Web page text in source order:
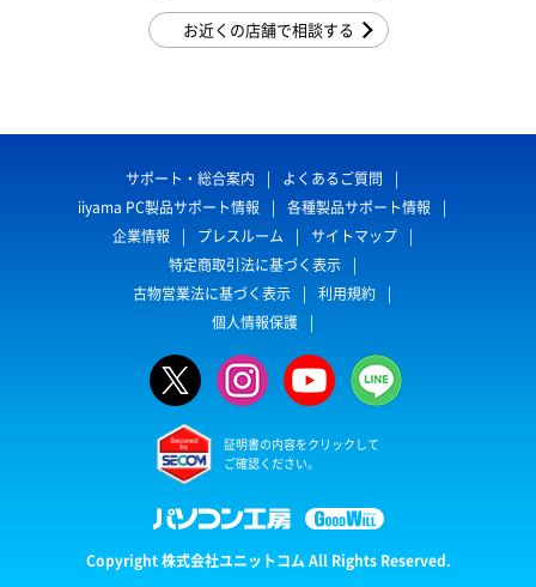
お近くの店舗で相談する
サポート・総合案内
よくあるご質問
iiyama PC製品サポート情報
各種製品サポート情報
企業情報
プレスルーム
サイトマップ
特定商取引法に基づく表示
古物営業法に基づく表示
利用規約
個人情報保護
証明書の内容をクリックして
ご確認ください。
Copyright 株式会社ユニットコム All Rights Reserved.